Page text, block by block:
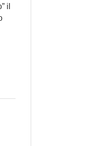
il